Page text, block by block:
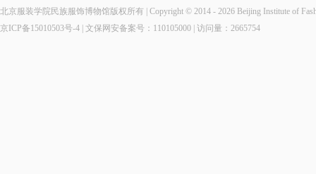
北京服装学院民族服饰博物馆版权所有 | Copyright © 2014 - 2026 Beijing Institute of
京ICP备15010503号-4 | 文保网安备案号：110105000 | 访问量： 2665754